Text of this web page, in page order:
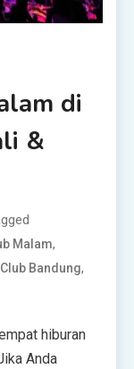
di
&
Malam,
Bandung,
hiburan
Anda